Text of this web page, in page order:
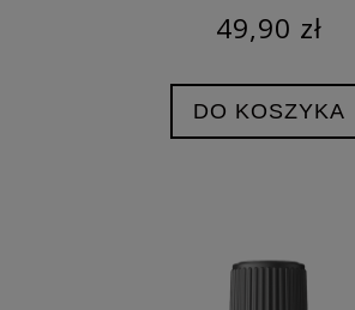
49,90 zł
DO KOSZYKA